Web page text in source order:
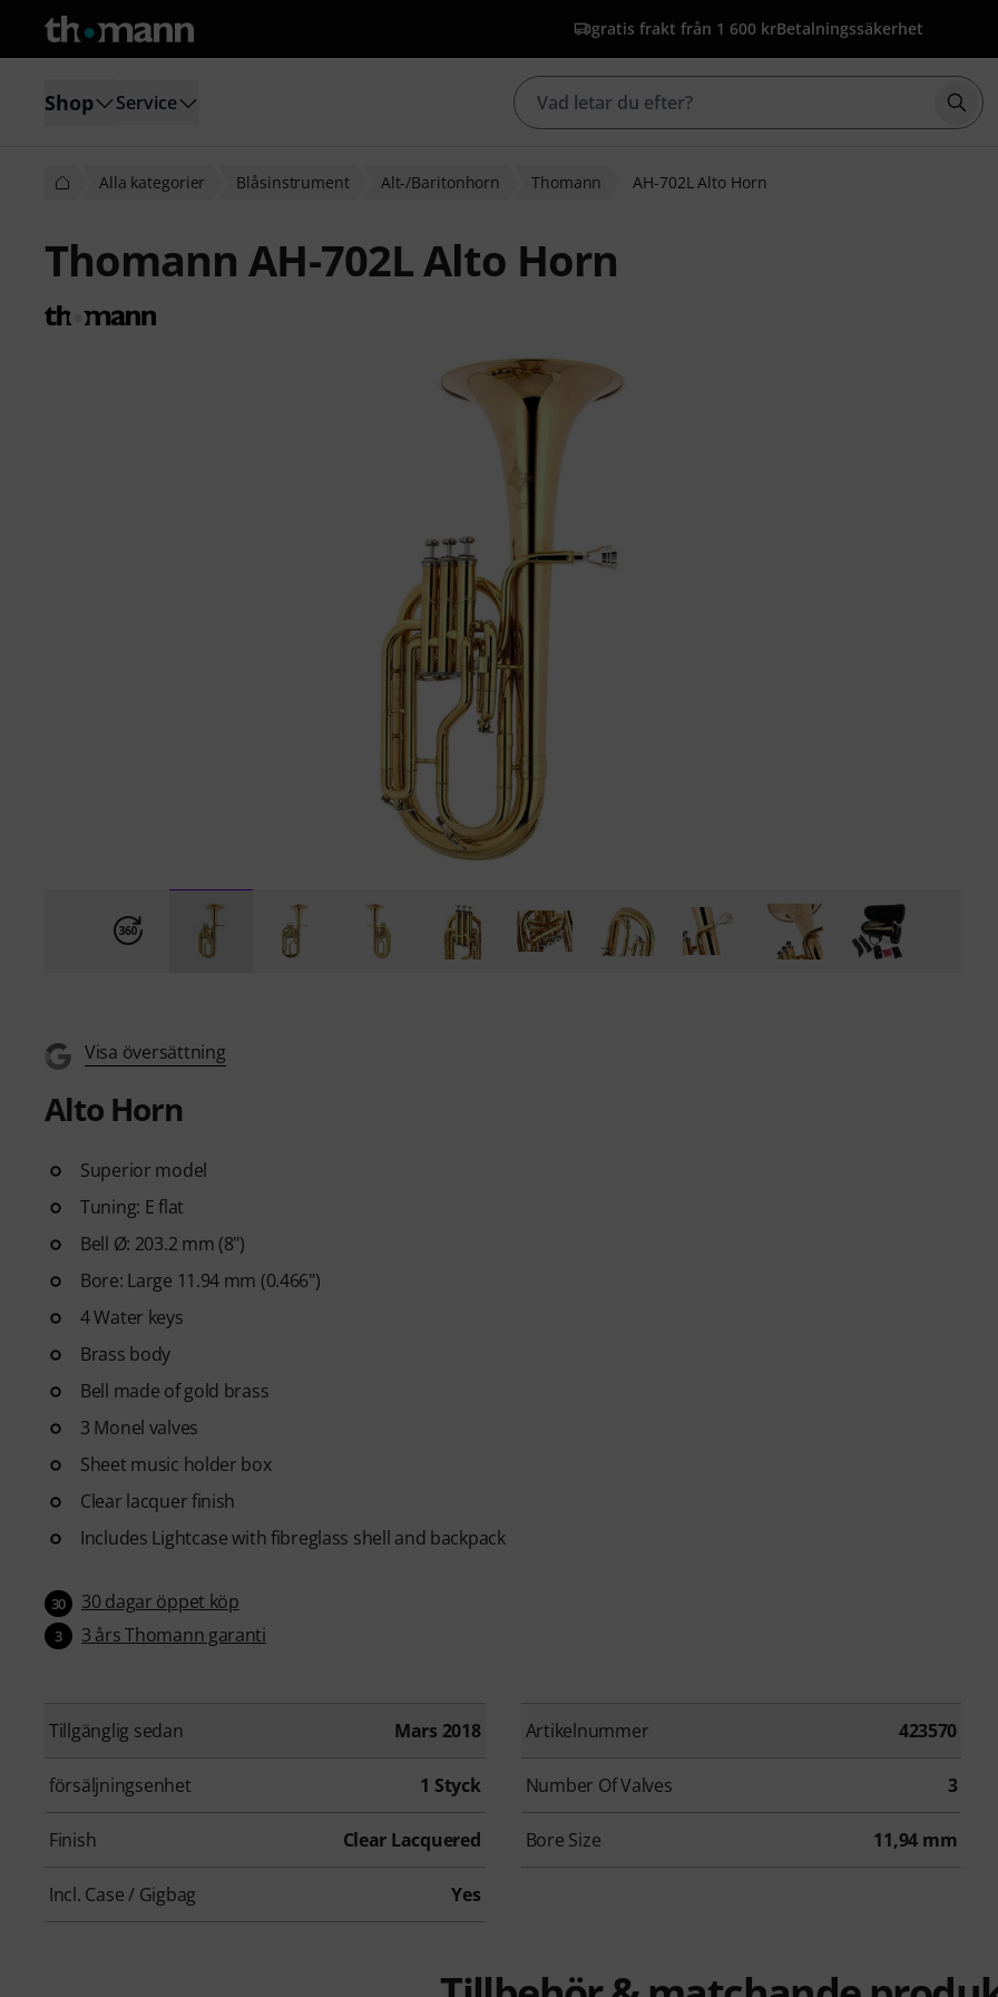
gratis frakt från 1 600 krBetalningssäkerhet
Shop Service
Alla kategorier Blåsinstrument Alt-/Baritonhorn Thomann AH-702L Alto Horn
Thomann AH-702L Alto Horn
Visa översättning
Alto Horn
Superior model
Tuning: E flat
Bell Ø: 203.2 mm (8")
Bore: Large 11.94 mm (0.466")
4 Water keys
Brass body
Bell made of gold brass
3 Monel valves
Sheet music holder box
Clear lacquer finish
Includes Lightcase with fibreglass shell and backpack
30 30 dagar öppet köp
3 3 års Thomann garanti
Tillgänglig sedan Mars 2018 Artikelnummer 423570
försäljningsenhet 1 Styck Number Of Valves 3
Finish Clear Lacquered Bore Size 11,94 mm
Incl. Case / Gigbag Yes